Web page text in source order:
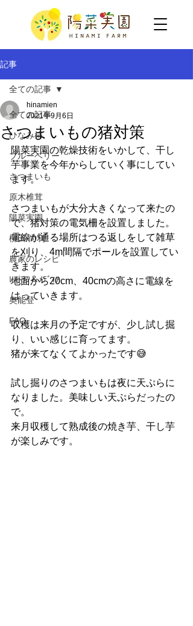
記事
全ての記事
ひなみ柿
ブルーベリー
さつまいも
原木椎茸
陽菜実園
柳田 尚利
農家のレシピ
ﾚｽﾄﾗﾝ＆ﾒﾃﾞｨｱ
奥能登
FAQ
全ての記事
さつまいもの猪対策
hinamien
2021年9月6日
陽菜実園の乾燥技術をいかして、干し
芋事業を今年からしていく事にしてい
ます。
さつまいもが大分大きくなって来たの
で、猪対策の電気柵を設置しました。
電線が通る場所はつる返しをして雑草
を刈り、4m間隔でポールを設置してい
きます。
地面から20cm、40cmの高さに電線を
はっていきます。
収穫は来月の予定ですが、少し試し掘
り、いい感じに育ってます。
猪が来てなくてよかったです😅
試し掘りのさつまいもは夜に天ぷらに
なりました。美味しい天ぷらだったの
で。
来月収穫して熟成後の焼き芋、干し芋
が楽しみです。